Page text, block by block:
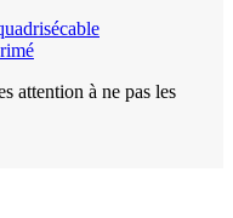
attention à ne pas les